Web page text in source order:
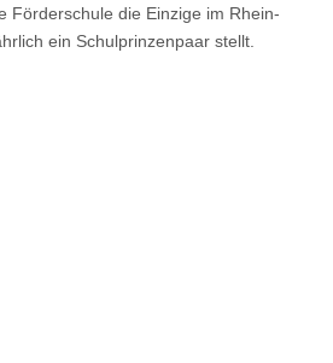
Förderschule die Einzige im Rhein-
ein Schulprinzenpaar stellt.